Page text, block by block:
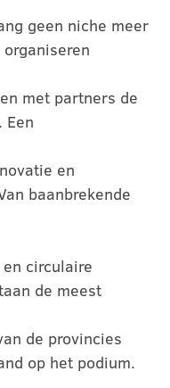
geen niche meer
met partners de
Een
en
baanbrekende
circulaire
de meest
de provincies
op het podium.